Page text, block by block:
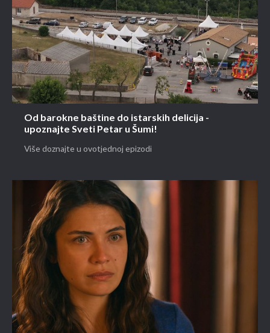
Od barokne baštine do istarskih delicija -
upoznajte Sveti Petar u Šumi!
Više doznajte u ovotjednoj epizodi